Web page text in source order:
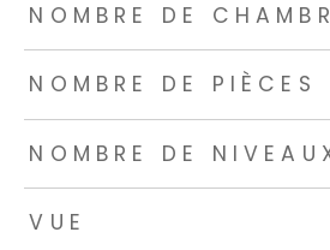
NOMBRE DE
NOMBRE DE PIÈCES
NOMBRE DE
VUE